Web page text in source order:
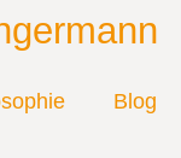
Blog